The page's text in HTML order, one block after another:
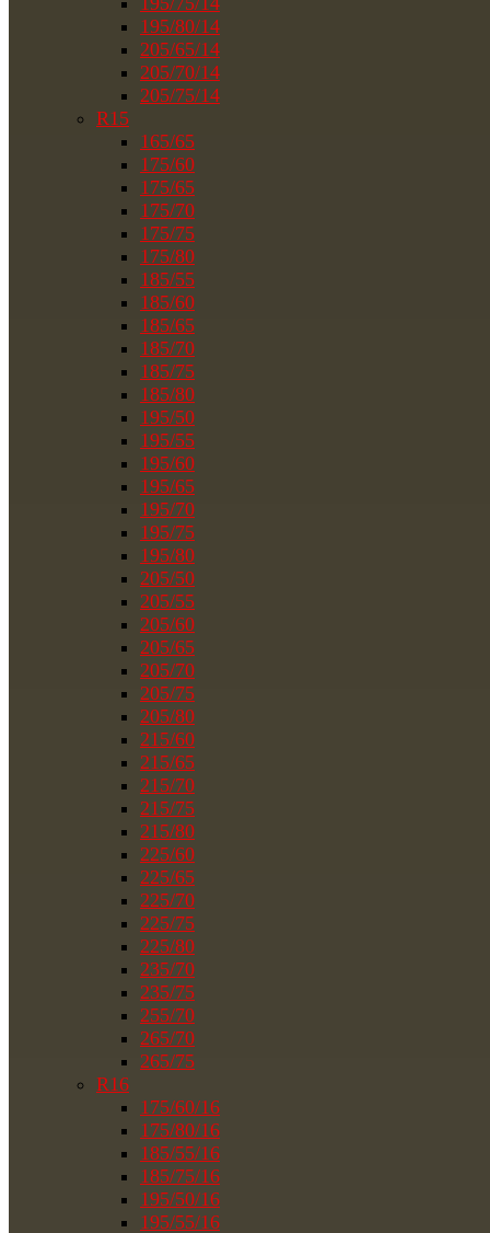
195/80/14
205/65/14
205/70/14
205/75/14
R15
165/65
175/60
175/65
175/70
175/75
175/80
185/55
185/60
185/65
185/70
185/75
185/80
195/50
195/55
195/60
195/65
195/70
195/75
195/80
205/50
205/55
205/60
205/65
205/70
205/75
205/80
215/60
215/65
215/70
215/75
215/80
225/60
225/65
225/70
225/75
225/80
235/70
235/75
255/70
265/70
265/75
R16
175/60/16
175/80/16
185/55/16
185/75/16
195/50/16
195/55/16